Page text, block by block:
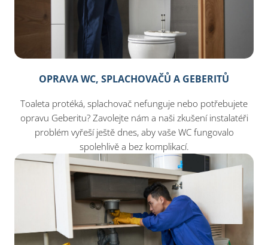
OPRAVA WC, SPLACHOVAČŮ A GEBERITŮ
Toaleta protéká, splachovač nefunguje nebo potřebujete
opravu Geberitu? Zavolejte nám a naši zkušení instalatéři
problém vyřeší ještě dnes, aby vaše WC fungovalo
spolehlivě a bez komplikací.